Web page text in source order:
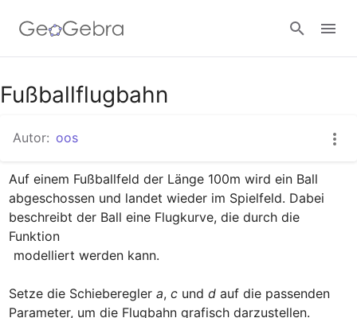
Google Classroom
GeoGebra Classroom
Anmelden
Fußballflugbahn
Autor: oos
Auf einem Fußballfeld der Länge 100m wird ein Ball
abgeschossen und landet wieder im Spielfeld. Dabei
beschreibt der Ball eine Flugkurve, die durch die
Funktion
modelliert werden kann.
Setze die Schieberegler a, c und d auf die passenden
Parameter, um die Flugbahn grafisch darzustellen.